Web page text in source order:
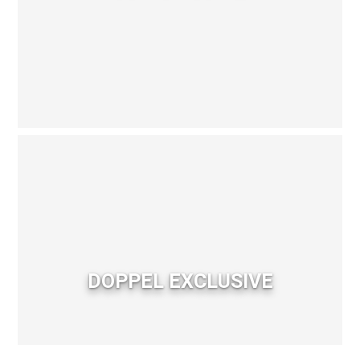
DOPPEL EXCLUSIVE